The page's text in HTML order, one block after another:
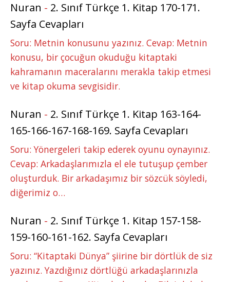
Nuran - 2. Sınıf Türkçe 1. Kitap 170-171.
Sayfa Cevapları
Soru: Metnin konusunu yazınız. Cevap: Metnin
konusu, bir çocuğun okuduğu kitaptaki
kahramanın maceralarını merakla takip etmesi
ve kitap okuma sevgisidir.
Nuran - 2. Sınıf Türkçe 1. Kitap 163-164-
165-166-167-168-169. Sayfa Cevapları
Soru: Yönergeleri takip ederek oyunu oynayınız.
Cevap: Arkadaşlarımızla el ele tutuşup çember
oluşturduk. Bir arkadaşımız bir sözcük söyledi,
diğerimiz o…
Nuran - 2. Sınıf Türkçe 1. Kitap 157-158-
159-160-161-162. Sayfa Cevapları
Soru: “Kitaptaki Dünya” şiirine bir dörtlük de siz
yazınız. Yazdığınız dörtlüğü arkadaşlarınızla